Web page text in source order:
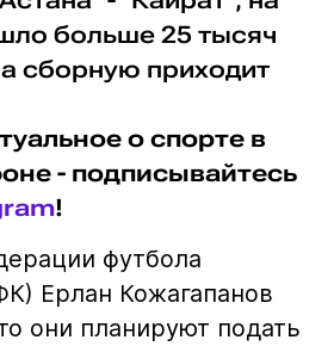
больше 25 тысяч
сборную приходит
о спорте в
- подписывайтесь
!
футбола
Ерлан Кожагапанов
они планируют подать